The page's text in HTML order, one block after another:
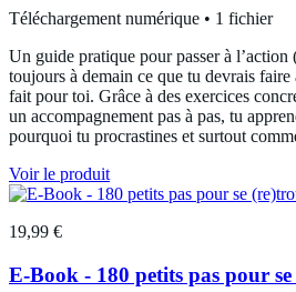
Téléchargement numérique • 1 fichier
Un guide pratique pour passer à l’action
toujours à demain ce que tu devrais
fait pour toi. Grâce à des exercices
un accompagnement pas à pas, tu
pourquoi tu procrastines et surtout
Voir le produit
19,99 €
E-Book - 180 petits pas pour